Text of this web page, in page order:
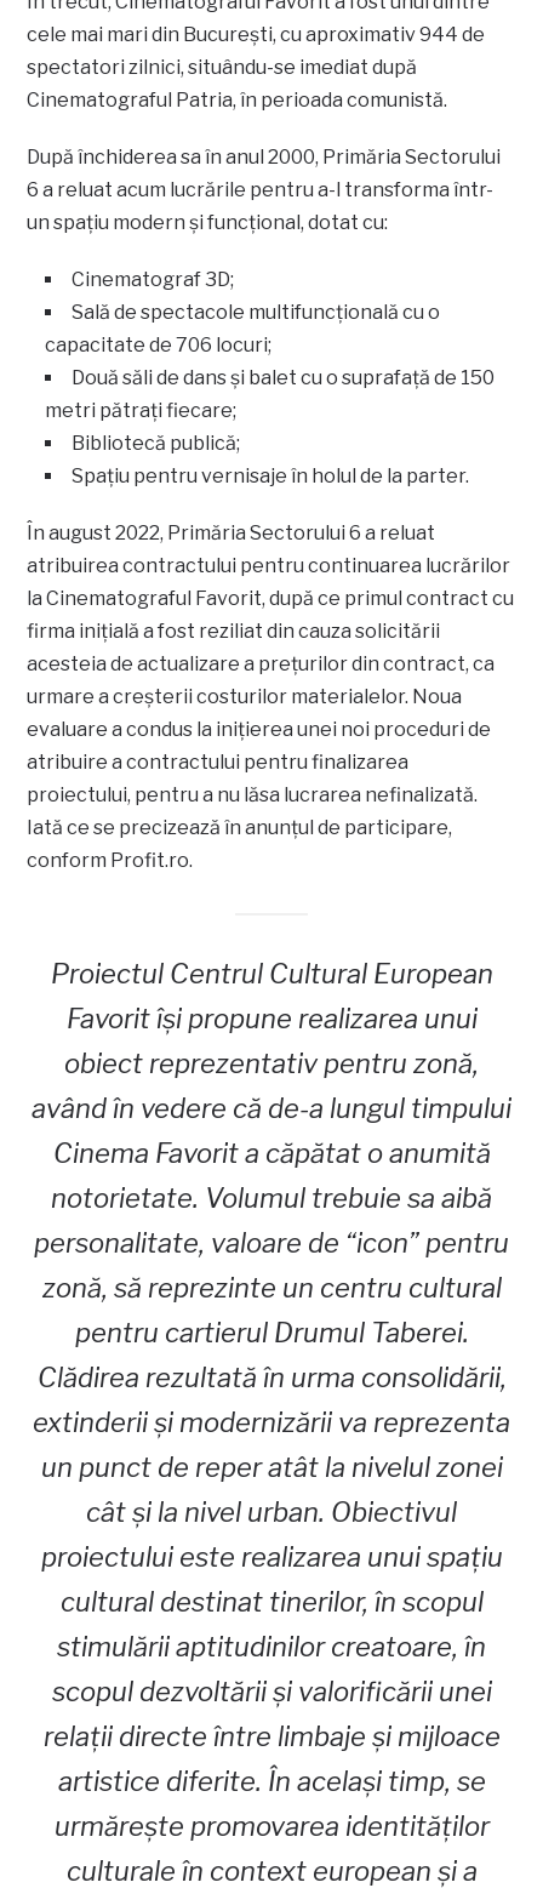
cele mai mari din București, cu aproximativ 944 de
spectatori zilnici, situându-se imediat după
Cinematograful Patria, în perioada comunistă.
După închiderea sa în anul 2000, Primăria Sectorului
6 a reluat acum lucrările pentru a-l transforma într-
un spațiu modern și funcțional, dotat cu:
Cinematograf 3D;
Sală de spectacole multifuncțională cu o
capacitate de 706 locuri;
Două săli de dans și balet cu o suprafață de 150
metri pătrați fiecare;
Bibliotecă publică;
Spațiu pentru vernisaje în holul de la parter.
În august 2022, Primăria Sectorului 6 a reluat
atribuirea contractului pentru continuarea lucrărilor
la Cinematograful Favorit, după ce primul contract cu
firma inițială a fost reziliat din cauza solicitării
acesteia de actualizare a prețurilor din contract, ca
urmare a creșterii costurilor materialelor. Noua
evaluare a condus la inițierea unei noi proceduri de
atribuire a contractului pentru finalizarea
proiectului, pentru a nu lăsa lucrarea nefinalizată.
Iată ce se precizează în anunțul de participare,
conform Profit.ro.
Proiectul Centrul Cultural European
Favorit își propune realizarea unui
obiect reprezentativ pentru zonă,
având în vedere că de-a lungul timpului
Cinema Favorit a căpătat o anumită
notorietate. Volumul trebuie sa aibă
personalitate, valoare de “icon” pentru
zonă, să reprezinte un centru cultural
pentru cartierul Drumul Taberei.
Clădirea rezultată în urma consolidării,
extinderii și modernizării va reprezenta
un punct de reper atât la nivelul zonei
cât și la nivel urban. Obiectivul
proiectului este realizarea unui spațiu
cultural destinat tinerilor, în scopul
stimulării aptitudinilor creatoare, în
scopul dezvoltării și valorificării unei
relații directe între limbaje și mijloace
artistice diferite. În același timp, se
urmărește promovarea identităților
culturale în context european și a